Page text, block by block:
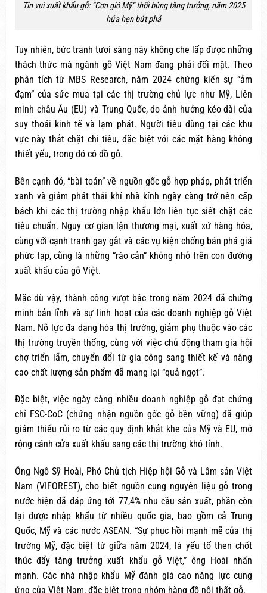
Tin vui xuất khẩu gỗ: “Cơn gió Mỹ” thổi bùng tăng trưởng, năm 2025
hứa hẹn bứt phá
Tuy nhiên, bức tranh tươi sáng này không che lấp được những
thách thức mà ngành gỗ Việt Nam đang phải đối mặt. Theo
phân tích từ MBS Research, năm 2024 chứng kiến sự “ảm
đạm” của sức mua tại các thị trường chủ lực như Mỹ, Liên
minh châu Âu (EU) và Trung Quốc, do ảnh hưởng kéo dài của
suy thoái kinh tế và lạm phát. Người tiêu dùng tại các khu
vực này thắt chặt chi tiêu, đặc biệt với các mặt hàng không
thiết yếu, trong đó có đồ gỗ.
Bên cạnh đó, “bài toán” về nguồn gốc gỗ hợp pháp, phát triển
xanh và giảm phát thải khí nhà kính ngày càng trở nên cấp
bách khi các thị trường nhập khẩu lớn liên tục siết chặt các
tiêu chuẩn. Nguy cơ gian lận thương mại, xuất xứ hàng hóa,
cùng với cạnh tranh gay gắt và các vụ kiện chống bán phá giá
phức tạp, cũng là những “rào cản” không nhỏ trên con đường
xuất khẩu của gỗ Việt.
Mặc dù vậy, thành công vượt bậc trong năm 2024 đã chứng
minh bản lĩnh và sự linh hoạt của các doanh nghiệp gỗ Việt
Nam. Nỗ lực đa dạng hóa thị trường, giảm phụ thuộc vào các
thị trường truyền thống, cùng với việc chủ động tham gia hội
chợ triển lãm, chuyển đổi từ gia công sang thiết kế và nâng
cao chất lượng sản phẩm đã mang lại “quả ngọt”.
Đặc biệt, việc ngày càng nhiều doanh nghiệp gỗ đạt chứng
chỉ FSC-CoC (chứng nhận nguồn gốc gỗ bền vững) đã giúp
giảm thiểu rủi ro từ các quy định khắt khe của Mỹ và EU, mở
rộng cánh cửa xuất khẩu sang các thị trường khó tính.
Ông Ngô Sỹ Hoài, Phó Chủ tịch Hiệp hội Gỗ và Lâm sản Việt
Nam (VIFOREST), cho biết nguồn cung nguyên liệu gỗ trong
nước hiện đã đáp ứng tới 77,4% nhu cầu sản xuất, phần còn
lại được nhập khẩu từ nhiều quốc gia, bao gồm cả Trung
Quốc, Mỹ và các nước ASEAN. “Sự phục hồi mạnh mẽ của thị
trường Mỹ, đặc biệt từ giữa năm 2024, là yếu tố then chốt
thúc đẩy tăng trưởng xuất khẩu gỗ Việt,” ông Hoài nhấn
mạnh. Các nhà nhập khẩu Mỹ đánh giá cao năng lực cung
ứng của Việt Nam, đặc biệt trong nhóm hàng đồ nội thất gỗ.